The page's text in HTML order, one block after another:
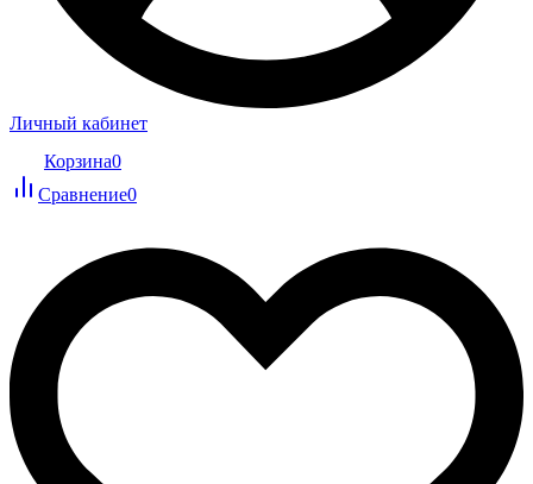
Личный кабинет
Корзина0
Сравнение0